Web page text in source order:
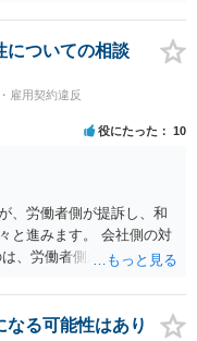
をしたのかによっては、
あると思います。 【ご質
の必要がある際の場合と
対して】 「協調性のな
思います。 指導や面談も
するチャンスも与えなか
す。 以上、ご質問が簡略
す。 ご参考になさって下
についての相談
雇用契約違反
役にたった 10
、労働者側が提訴し、和
と進みます。 会社側の対
、労働者側が「争わな
る可能性はあり